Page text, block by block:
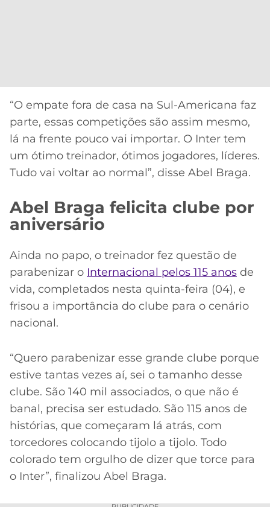
“O empate fora de casa na Sul-Americana faz
parte, essas competições são assim mesmo,
lá na frente pouco vai importar. O Inter tem
um ótimo treinador, ótimos jogadores, líderes.
Tudo vai voltar ao normal”, disse Abel Braga.
Abel Braga felicita clube por
aniversário
Ainda no papo, o treinador fez questão de
parabenizar o Internacional pelos 115 anos de
vida, completados nesta quinta-feira (04), e
frisou a importância do clube para o cenário
nacional.
“Quero parabenizar esse grande clube porque
estive tantas vezes aí, sei o tamanho desse
clube. São 140 mil associados, o que não é
banal, precisa ser estudado. São 115 anos de
histórias, que começaram lá atrás, com
torcedores colocando tijolo a tijolo. Todo
colorado tem orgulho de dizer que torce para
o Inter”, finalizou Abel Braga.